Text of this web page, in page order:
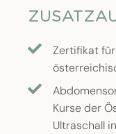
Zertifikat
Kurse der
Ultraschall